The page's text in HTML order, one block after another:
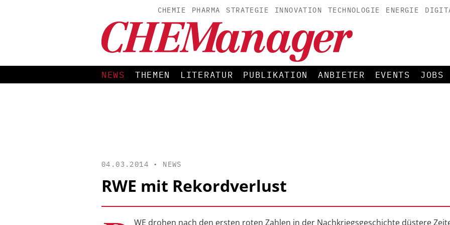
CHEMIE PHARMA STRATEGIE INNOVATION TECHNOLOGIE ENERGIE
NEWS THEMEN LITERATUR PUBLIKATION ANBIETER EVENTS JOBS
04.03.2014 • NEWS
RWE mit Rekordverlust
WE drohen nach den ersten roten Zahlen in der Nachkriegsgeschichte düstere